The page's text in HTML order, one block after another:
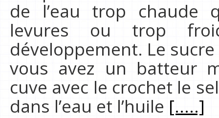
de l’eau trop chaude
levures ou trop
développement. Le
vous avez un batteur
cuve avec le crochet le
dans l’eau et l’huile [.....]